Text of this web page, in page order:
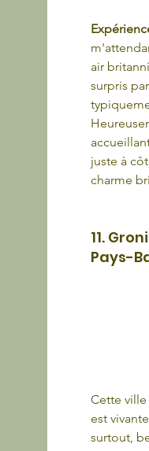
air
surpris
juste à
charme
11.
Pays-
Cette ville
est
surtout,